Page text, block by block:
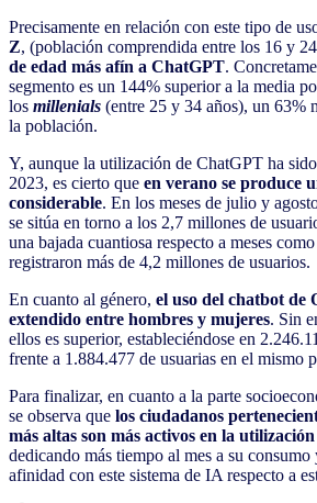
Precisamente en relación con este tipo de
Z, (población comprendida entre los 16 y
de edad más afín a ChatGPT.
segmento es un 144% superior a la media
los millenials (entre 25 y 34 años), un 63%
la población.
Y, aunque la utilización de ChatGPT ha
2023, es cierto que en verano se produce
considerable. En los meses de julio y
se sitúa en torno a los 2,7 millones de
una bajada cuantiosa respecto a meses
registraron más de 4,2 millones de usuarios.
En cuanto al género, el uso del chatbot de
extendido entre hombres y mujeres. Sin
ellos es superior, estableciéndose en
frente a 1.884.477 de usuarias en el mismo
Para finalizar, en cuanto a la parte
se observa que los ciudadanos
más altas son más activos en la
dedicando más tiempo al mes a su
afinidad con este sistema de IA respecto a